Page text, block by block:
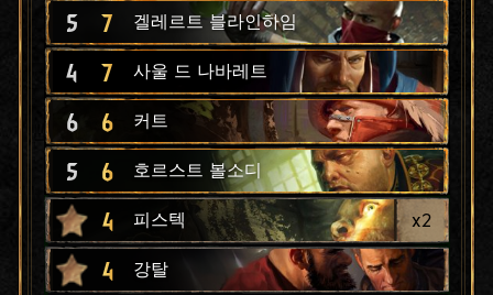
5 7 겔레르트 블라인하임
4 7 사울 드 나바레트
6 6 커트
5 6 호르스트 볼소디
4 피스텍 x2
4 강탈